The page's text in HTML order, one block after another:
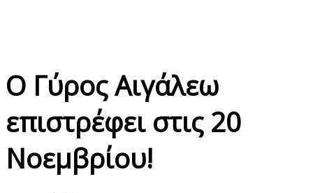
Ο Γύρος Αιγάλεω
επιστρέφει στις 20
Νοεμβρίου!